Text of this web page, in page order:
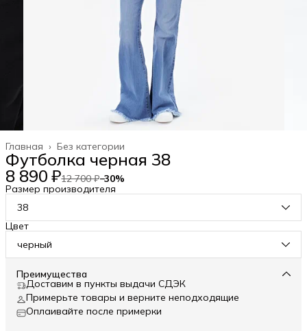
Без категории
Главная ›
Футболка черная 38
8 890 ₽12 700 ₽−30%
Размер производителя
38
Цвет
черный
Преимущества
Доставим в пункты выдачи СДЭК
Примерьте товары и верните неподходящие
Оплаивайте после примерки